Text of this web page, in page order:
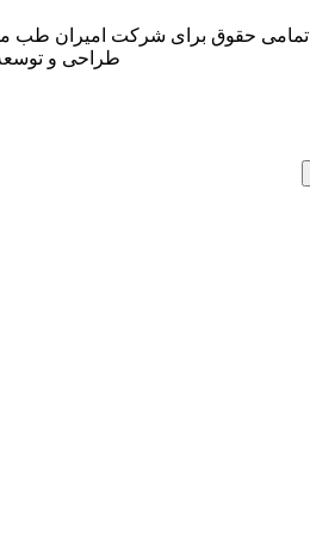
تمامی حقوق برای شرکت امیران طب
طراحی و